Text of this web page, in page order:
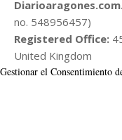
no. 548956457)
Registered Office:
United Kingdom
Gestionar el Consentimiento